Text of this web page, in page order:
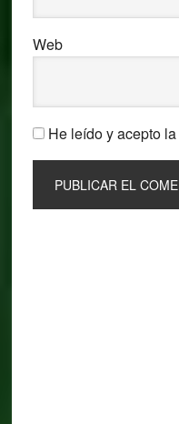
Web
He leído y acepto la